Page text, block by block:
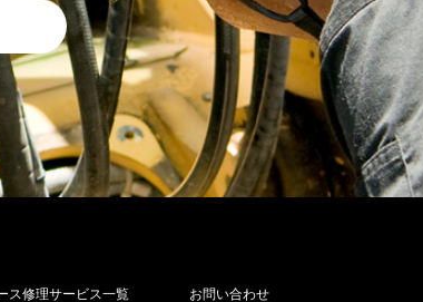
ス修理サービス一覧 お問い合わせ